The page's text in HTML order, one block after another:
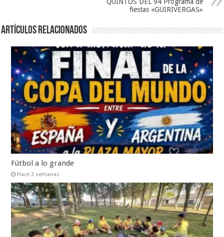
fiestas «GUIRIVERGAS»
Artículos relacionados
Fútbol a lo grande
Hace 2 semanas